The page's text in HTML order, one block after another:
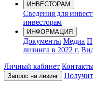
ИНВЕСТОРАМ
Сведения для
инвесторам
ИНФОРМАЦИЯ
Документы Медиа
лизинга в 2022 г.
Личный кабинет
Запрос на лизинг